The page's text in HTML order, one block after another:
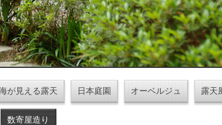
が見える露天 日本庭園 オーベルジュ 露天
数寄屋造り